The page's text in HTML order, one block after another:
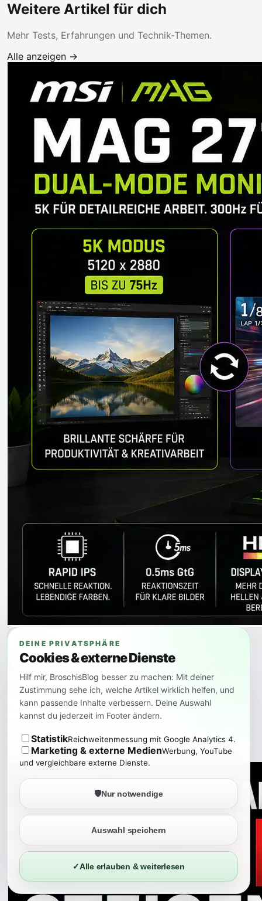
Weitere Artikel für dich
Mehr Tests, Erfahrungen und Technik-Themen.
Alle anzeigen →
MSI MAG 271KPD7: 5K für Details
oder 300 Hz für schnelle Spiele?
Der MSI MAG 271KPD7 will zwei sehr unterschiedliche
Monitorwelten verbinden: scharfe 5K-Auflösung für
Arbeit und Medien sowie WQHD mit bis zu 300 Hz für
schnelle Spiele. Die Idee ist interessant, hat aber klare
Grenzen.
DEINE PRIVATSPHÄRE
Cookies & externe Dienste
Hilf mir, BroschisBlog besser zu machen: Mit deiner
Zustimmung sehe ich, welche Artikel wirklich helfen, und
kann passende Inhalte verbessern. Deine Auswahl
kannst du jederzeit im Footer ändern.
StatistikReichweitenmessung mit Google Analytics 4.
Marketing & externe MedienWerbung, YouTube
und vergleichbare externe Dienste.
🛡️Nur notwendige
Auswahl speichern
✓Alle erlauben & weiterlesen